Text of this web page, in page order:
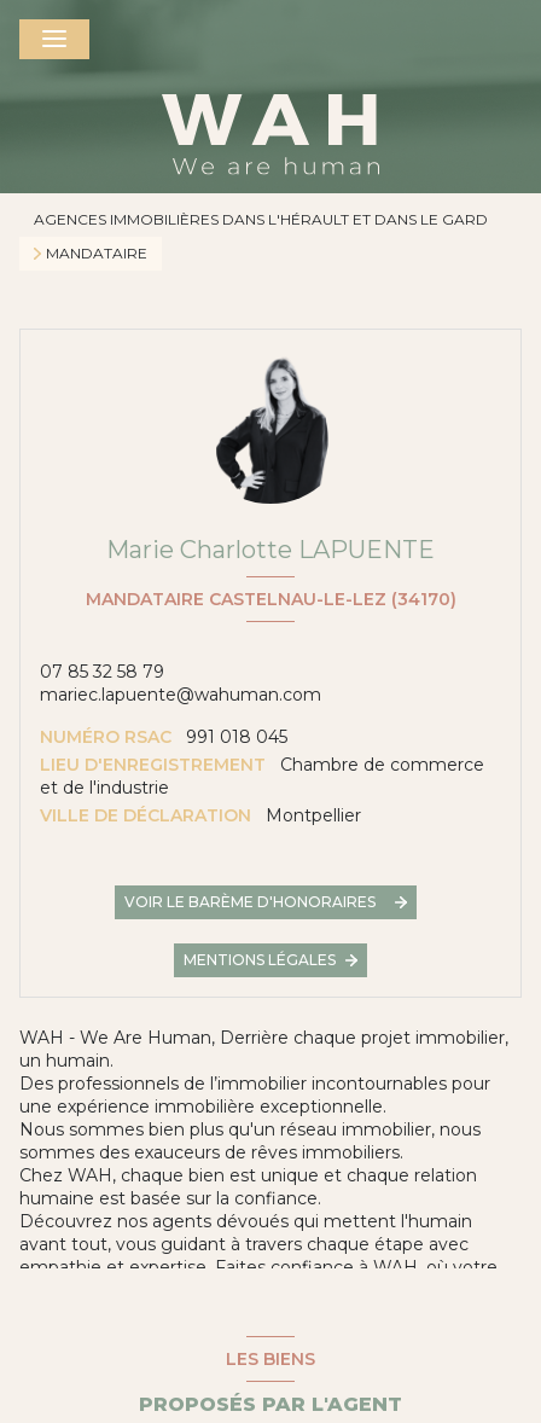
AGENCES IMMOBILIÈRES DANS L'HÉRAULT ET DANS LE GARD
MANDATAIRE
Marie Charlotte LAPUENTE
MANDATAIRE CASTELNAU-LE-LEZ (34170)
07 85 32 58 79
mariec.lapuente@wahuman.com
NUMÉRO RSAC
991 018 045
LIEU D'ENREGISTREMENT
Chambre de commerce
et de l'industrie
VILLE DE DÉCLARATION
Montpellier
VOIR LE BARÈME D'HONORAIRES
MENTIONS LÉGALES
WAH - We Are Human, Derrière chaque projet immobilier,
un humain.
Des professionnels de l’immobilier incontournables pour
une expérience immobilière exceptionnelle.
Nous sommes bien plus qu'un réseau immobilier, nous
sommes des exauceurs de rêves immobiliers.
Chez WAH, chaque bien est unique et chaque relation
humaine est basée sur la confiance.
Découvrez nos agents dévoués qui mettent l'humain
avant tout, vous guidant à travers chaque étape avec
empathie et expertise. Faites confiance à WAH, où votre
Je suis présente sur le secteur de CASTELNAU LE LEZ
LES BIENS
PROPOSÉS PAR L'AGENT